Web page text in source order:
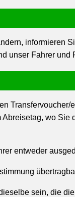
informieren
Fahrer
wo
entweder
sein, die